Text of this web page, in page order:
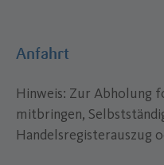
Anfahrt
Hinweis: Zur Abholung
mitbringen,
Handelsregisterauszug